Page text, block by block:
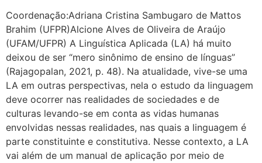
Coordenação:Adriana Cristina Sambugaro de Mattos
Brahim (UFPR)Alcione Alves de Oliveira de Araújo
(UFAM/UFPR) A Linguística Aplicada (LA) há muito
deixou de ser “mero sinônimo de ensino de línguas”
(Rajagopalan, 2021, p. 48). Na atualidade, vive-se uma
LA em outras perspectivas, nela o estudo da linguagem
deve ocorrer nas realidades de sociedades e de
culturas levando-se em conta as vidas humanas
envolvidas nessas realidades, nas quais a linguagem é
parte constituinte e constitutiva. Nesse contexto, a LA
vai além de um manual de aplicação por meio de